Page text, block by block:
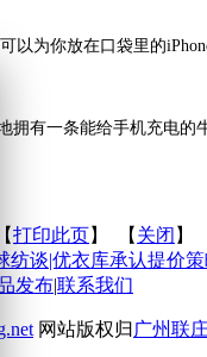
以为你放在口袋里的
拥有一条能给手机充电
打印此页 】 【 关闭 】
纺谈|优衣库承认提价
品发布联系我们
网站版权归 广州联